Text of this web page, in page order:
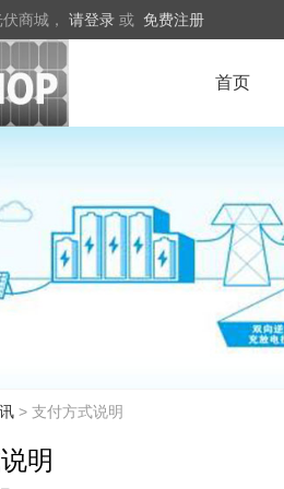
商城， 请登录 或 免费注册
首页
> 支付方式说明
明